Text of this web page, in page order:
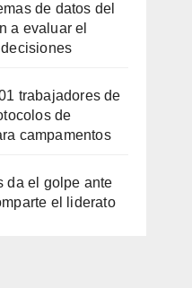
de datos del
a evaluar el
trabajadores de
de
campamentos
da el golpe ante
el liderato